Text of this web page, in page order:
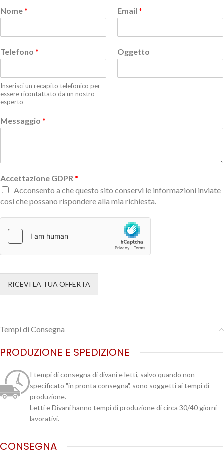
Nome* Email *
Telefono *
Inserisci un recapito telefonico per
essere ricontattato da un nostro
esperto
Oggetto
Messaggio *
Accettazione GDPR *
Acconsento a che questo sito conservi le informazioni inviate
così che possano rispondere alla mia richiesta.
RICEVI LA TUA OFFERTA
Tempi di Consegna
PRODUZIONE E SPEDIZIONE
I tempi di consegna di divani e letti, salvo quando non
specificato "in pronta consegna", sono soggetti ai tempi di
produzione.
Letti e Divani hanno tempi di produzione di circa 30/40 giorni
lavorativi.
CONSEGNA